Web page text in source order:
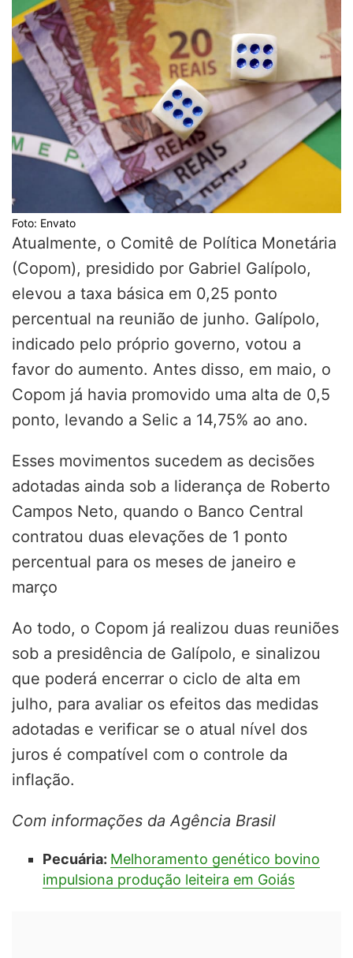
Foto: Envato
Atualmente, o Comitê de Política Monetária
(Copom), presidido por Gabriel Galípolo,
elevou a taxa básica em 0,25 ponto
percentual na reunião de junho. Galípolo,
indicado pelo próprio governo, votou a
favor do aumento. Antes disso, em maio, o
Copom já havia promovido uma alta de 0,5
ponto, levando a Selic a 14,75% ao ano.
Esses movimentos sucedem as decisões
adotadas ainda sob a liderança de Roberto
Campos Neto, quando o Banco Central
contratou duas elevações de 1 ponto
percentual para os meses de janeiro e
março
Ao todo, o Copom já realizou duas reuniões
sob a presidência de Galípolo, e sinalizou
que poderá encerrar o ciclo de alta em
julho, para avaliar os efeitos das medidas
adotadas e verificar se o atual nível dos
juros é compatível com o controle da
inflação.
Com informações da Agência Brasil
Pecuária: Melhoramento genético bovino
impulsiona produção leiteira em Goiás